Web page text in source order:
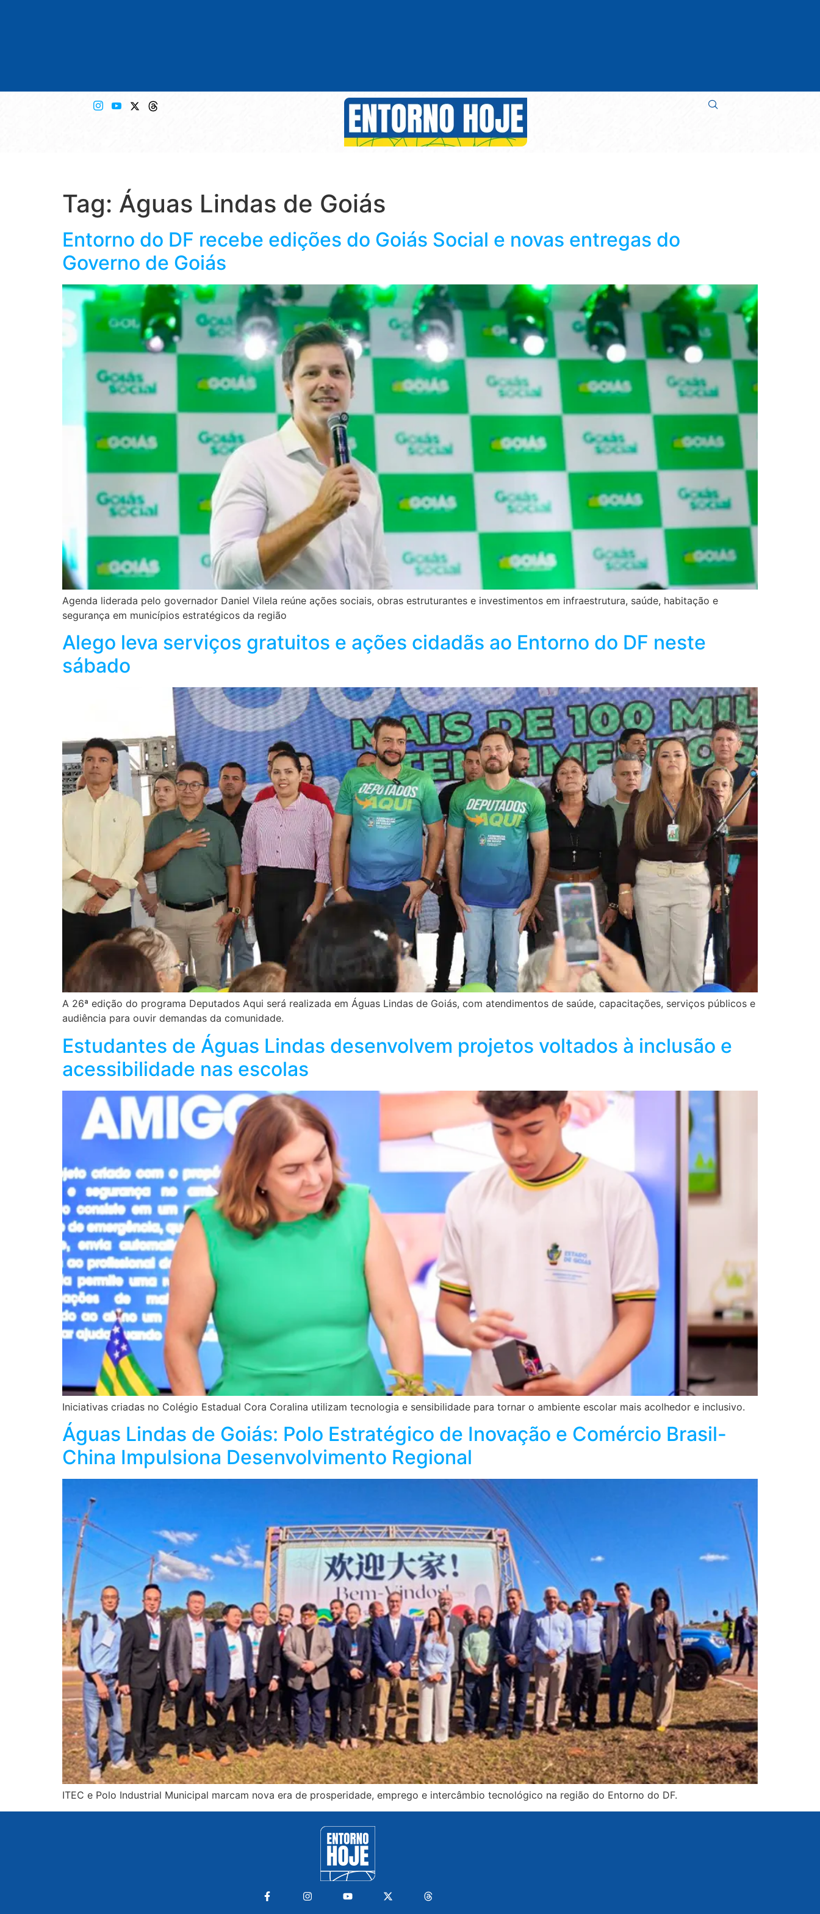
Tag: Águas Lindas de Goiás
Entorno do DF recebe edições do Goiás Social e novas entregas do
Governo de Goiás
Agenda liderada pelo governador Daniel Vilela reúne ações sociais, obras estruturantes e investimentos em infraestrutura, saúde, habitação e
segurança em municípios estratégicos da região
Alego leva serviços gratuitos e ações cidadãs ao Entorno do DF neste
sábado
A 26ª edição do programa Deputados Aqui será realizada em Águas Lindas de Goiás, com atendimentos de saúde, capacitações, serviços públicos e
audiência para ouvir demandas da comunidade.
Estudantes de Águas Lindas desenvolvem projetos voltados à inclusão e
acessibilidade nas escolas
Iniciativas criadas no Colégio Estadual Cora Coralina utilizam tecnologia e sensibilidade para tornar o ambiente escolar mais acolhedor e inclusivo.
Águas Lindas de Goiás: Polo Estratégico de Inovação e Comércio Brasil-
China Impulsiona Desenvolvimento Regional
ITEC e Polo Industrial Municipal marcam nova era de prosperidade, emprego e intercâmbio tecnológico na região do Entorno do DF.